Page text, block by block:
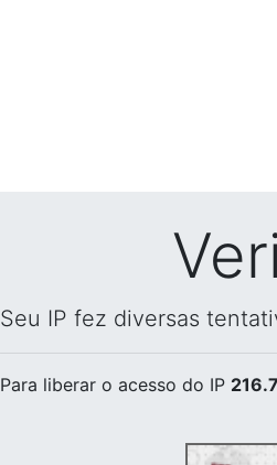
Seu IP fez diversas
Para liberar o acesso do IP